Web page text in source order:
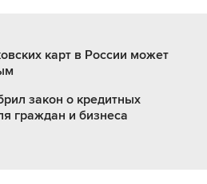
карт в России может
закон о кредитных
граждан и бизнеса